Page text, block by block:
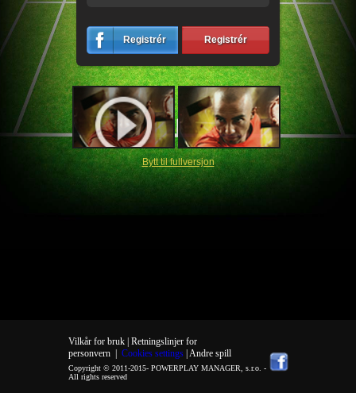
Registrér Registrér
Bytt til fullversjon
Vilkår for bruk | Retningslinjer for
personvern| Cookies settings | Andre spill
Copyright © 2011-2015- POWERPLAY MANAGER, s.r.o. -
All rights reserved